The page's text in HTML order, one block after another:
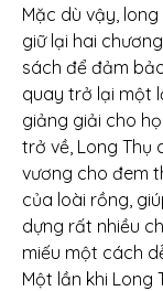
Mặc dù vậy,
giữ lại hai
sách để đảm
quay trở lại một
giảng giải cho
trở về, Long Thụ
vương cho đem
của loài rồng,
dựng rất nhiều
miếu một cách
Một lần khi Long